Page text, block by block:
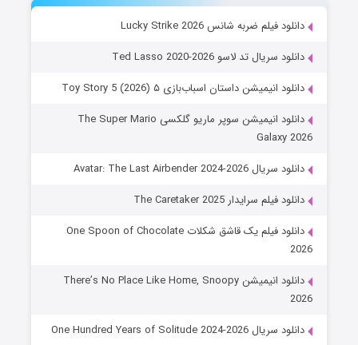
دانلود فیلم ضربه شانس Lucky Strike 2026
دانلود سریال تد لاسو Ted Lasso 2020-2026
دانلود انیمیشن داستان اسباب‌بازی ۵ Toy Story 5 (2026)
دانلود انیمیشن سوپر ماریو گلکسی The Super Mario
Galaxy 2026
دانلود سریال Avatar: The Last Airbender 2024-2026
دانلود فیلم سرایدار The Caretaker 2025
دانلود فیلم یک قاشق شکلات One Spoon of Chocolate
2026
دانلود انیمیشن There’s No Place Like Home, Snoopy
2026
دانلود سریال One Hundred Years of Solitude 2024-2026